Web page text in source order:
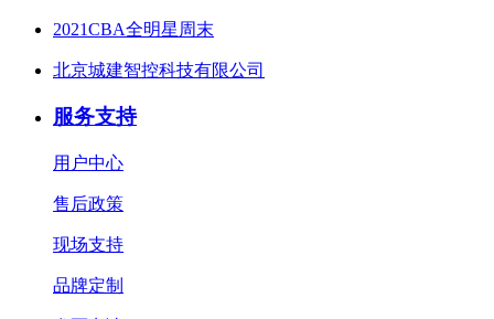
2021CBA全明星周末
北京城建智控科技有限公司
服务支持
用户中心
售后政策
现场支持
品牌定制